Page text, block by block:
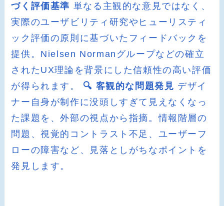
づく評価基準 単なる主観的な意見ではなく、
実際のユーザビリティ研究やヒューリスティ
ック評価の原則に基づいたフィードバックを
提供。Nielsen Normanグループなどの確立
されたUX理論を背景にした信頼性の高い評価
が得られます。 🔍 客観的な問題発見 デザイ
ナー自身が制作に没頭しすぎて見えなくなっ
た課題を、外部の視点から指摘。情報階層の
問題、視覚的コントラスト不足、ユーザーフ
ローの障害など、見落としがちなポイントを
発見します。